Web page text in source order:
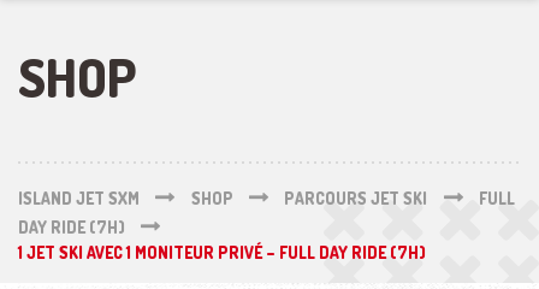
SHOP
ISLAND JET SXM SHOP PARCOURS JET SKI
FULL
DAY RIDE (7H)
1 JET SKI AVEC 1 MONITEUR PRIVÉ – FULL DAY RIDE (7H)